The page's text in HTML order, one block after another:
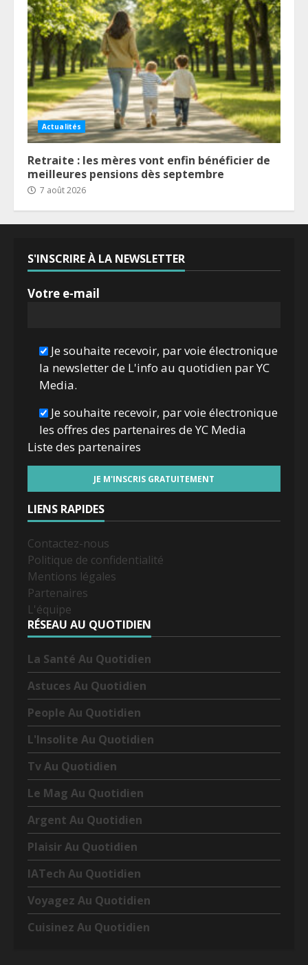
Actualités
Retraite : les mères vont enfin bénéficier de
meilleures pensions dès septembre
7 août 2026
S'INSCRIRE À LA NEWSLETTER
Votre e-mail
Je souhaite recevoir, par voie électronique
la newsletter de L'info au quotidien par YC
Media.
Je souhaite recevoir, par voie électronique
les offres des partenaires de YC Media
Liste des partenaires
LIENS RAPIDES
Contactez-nous
Politique de confidentialité
Mentions légales
Partenaires
L'équipe
RÉSEAU AU QUOTIDIEN
La Santé Au Quotidien
Astuces Au Quotidien
People Au Quotidien
L'Insolite Au Quotidien
Tv Au Quotidien
Le Mag Au Quotidien
Argent Au Quotidien
Plaisir Au Quotidien
IATech Au Quotidien
Voyagez Au Quotidien
Cuisinez Au Quotidien